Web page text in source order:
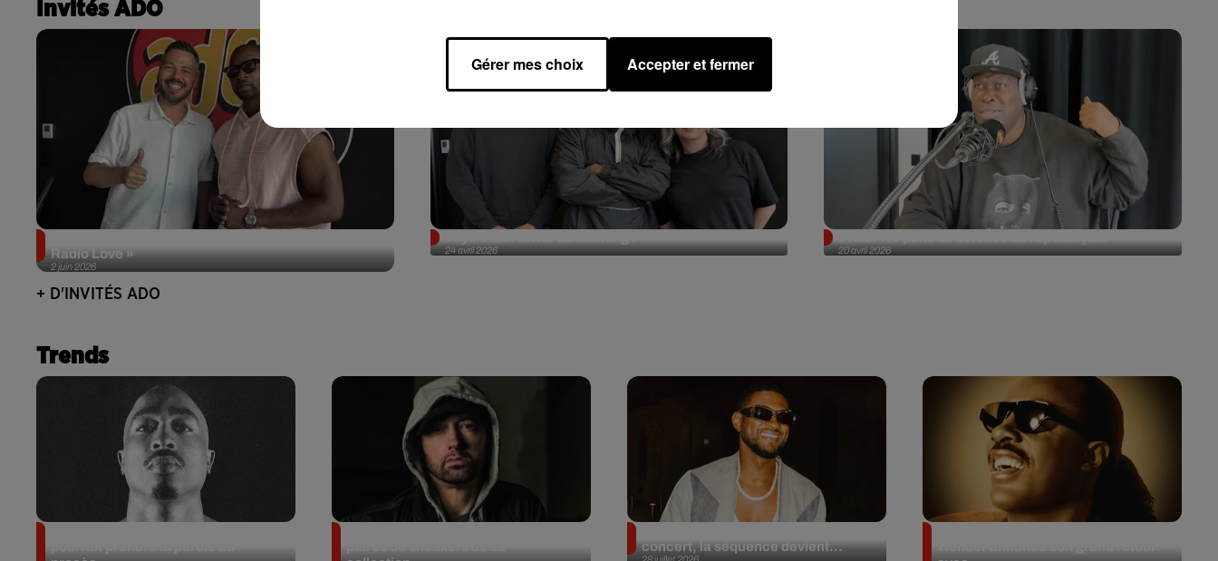
Invités ADO
2 juin 2026
Radio Love »
24 avril 2026 20 avril 2026
+ D'INVITÉS ADO
Trends
concert, la séquence devient...
Gérer mes choix Accepter et fermer